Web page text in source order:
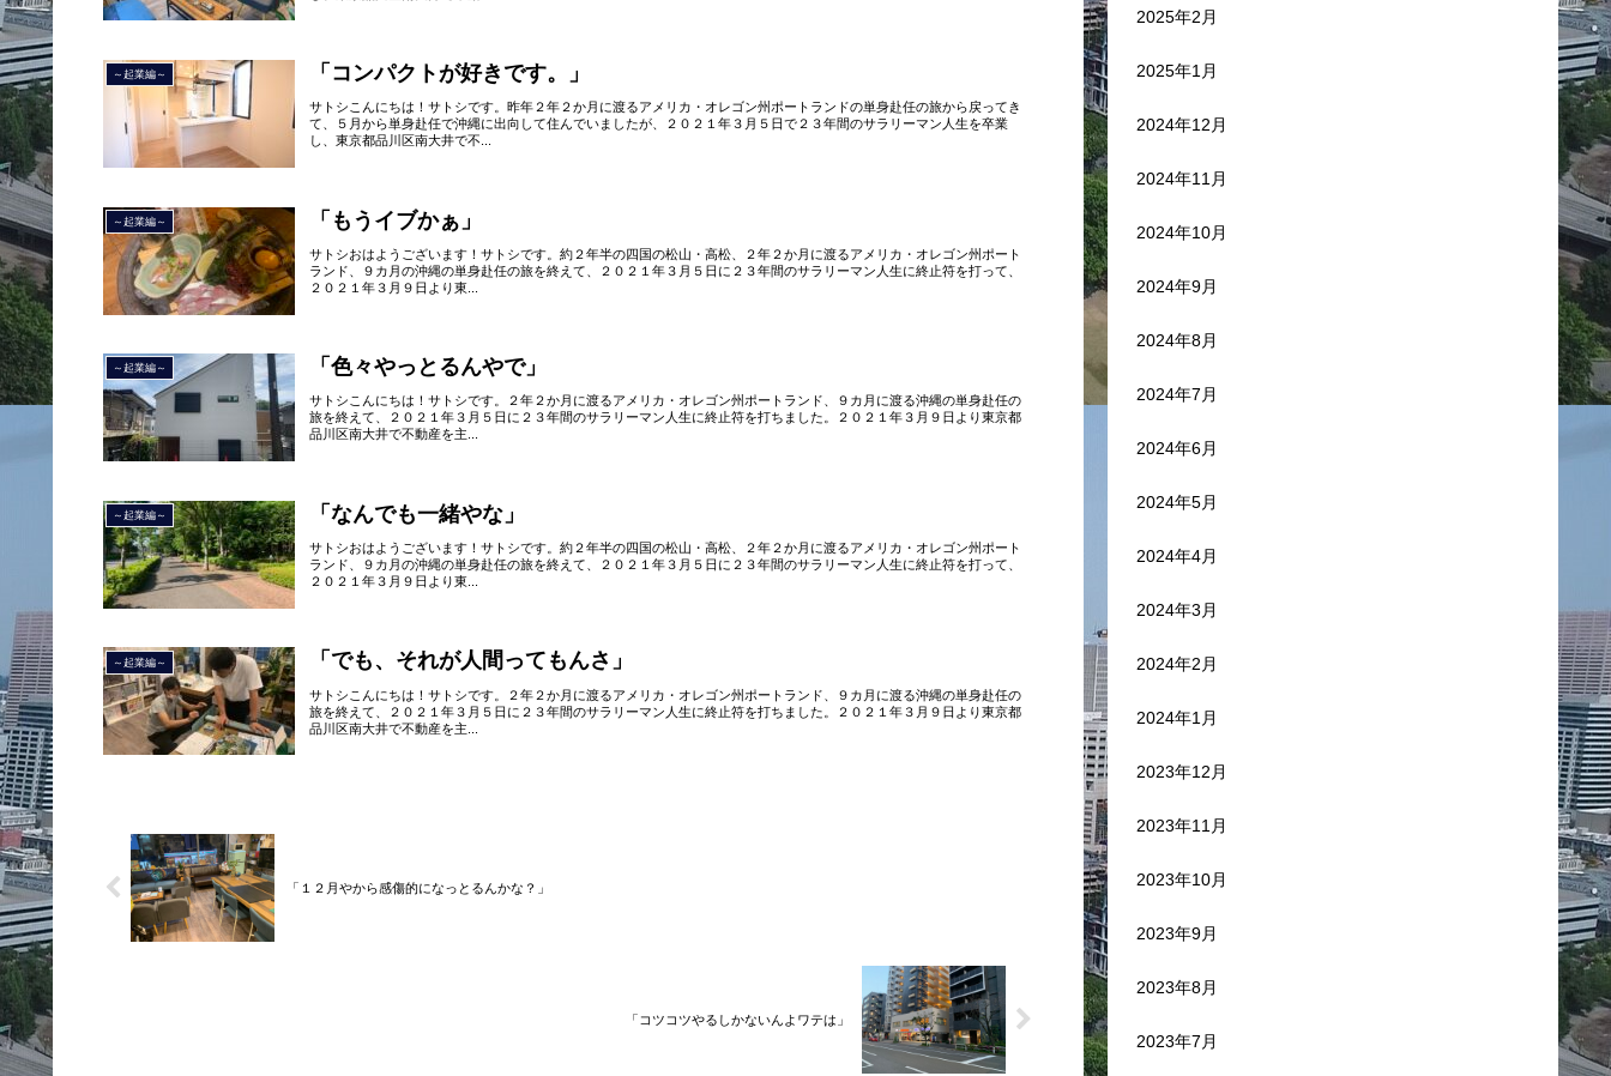
～起業編～ 「コンパクトが好きです。」
サトシこんにちは！サトシです。昨年２年２か月に渡るアメリカ・オレゴン州ポートランドの単身赴任の旅から戻ってき
て、５月から単身赴任で沖縄に出向して住んでいましたが、２０２１年３月５日で２３年間のサラリーマン人生を卒業
し、東京都品川区南大井で不...
～起業編～ 「もうイブかぁ」
サトシおはようございます！サトシです。約２年半の四国の松山・高松、２年２か月に渡るアメリカ・オレゴン州ポート
ランド、９カ月の沖縄の単身赴任の旅を終えて、２０２１年３月５日に２３年間のサラリーマン人生に終止符を打って、
２０２１年３月９日より東...
～起業編～ 「色々やっとるんやで」
サトシこんにちは！サトシです。２年２か月に渡るアメリカ・オレゴン州ポートランド、９カ月に渡る沖縄の単身赴任の
旅を終えて、２０２１年３月５日に２３年間のサラリーマン人生に終止符を打ちました。２０２１年３月９日より東京都
品川区南大井で不動産を主...
～起業編～ 「なんでも一緒やな」
サトシおはようございます！サトシです。約２年半の四国の松山・高松、２年２か月に渡るアメリカ・オレゴン州ポート
ランド、９カ月の沖縄の単身赴任の旅を終えて、２０２１年３月５日に２３年間のサラリーマン人生に終止符を打って、
２０２１年３月９日より東...
～起業編～ 「でも、それが人間ってもんさ」
サトシこんにちは！サトシです。２年２か月に渡るアメリカ・オレゴン州ポートランド、９カ月に渡る沖縄の単身赴任の
旅を終えて、２０２１年３月５日に２３年間のサラリーマン人生に終止符を打ちました。２０２１年３月９日より東京都
品川区南大井で不動産を主...
「１２月やから感傷的になっとるんかな？」
「コツコツやるしかないんよワテは」
2025年2月
2025年1月
2024年12月
2024年11月
2024年10月
2024年9月
2024年8月
2024年7月
2024年6月
2024年5月
2024年4月
2024年3月
2024年2月
2024年1月
2023年12月
2023年11月
2023年10月
2023年9月
2023年8月
2023年7月